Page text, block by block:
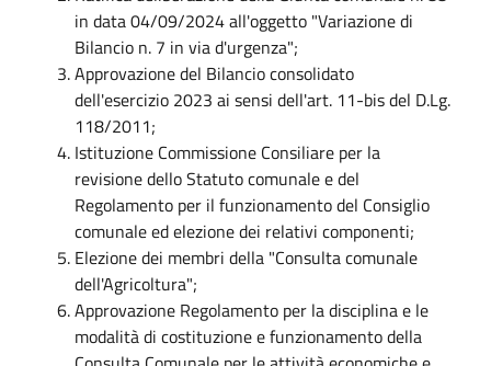
in data 04/09/2024 all'oggetto "Variazione di
Bilancio n. 7 in via d'urgenza";
Approvazione del Bilancio consolidato
dell'esercizio 2023 ai sensi dell'art. 11-bis del D.Lg.
118/2011;
Istituzione Commissione Consiliare per la
revisione dello Statuto comunale e del
Regolamento per il funzionamento del Consiglio
comunale ed elezione dei relativi componenti;
Elezione dei membri della "Consulta comunale
dell'Agricoltura";
Approvazione Regolamento per la disciplina e le
modalità di costituzione e funzionamento della